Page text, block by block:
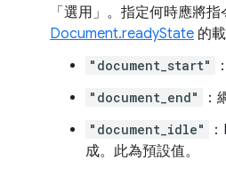
「選用」 。指定何時應將
Document.readyState 的
"document_start"
"document_end" ：
"document_idle"
成。此為預設值。